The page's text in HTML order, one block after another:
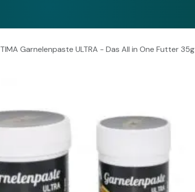
TIMA Garnelenpaste ULTRA - Das All in One Futter 35g